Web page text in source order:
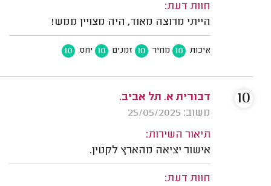
חוות דעת:
הייתי מרוצה מאוד, היה מצויין ממש!
איכות 10 מחיר 10 זמנים 10 יחס 10
דבורית א. תל אביב.
משוב: 25/05/2025
תיאור השירות:
אישור יציאה מהארץ לקטין.
חוות דעת:
10